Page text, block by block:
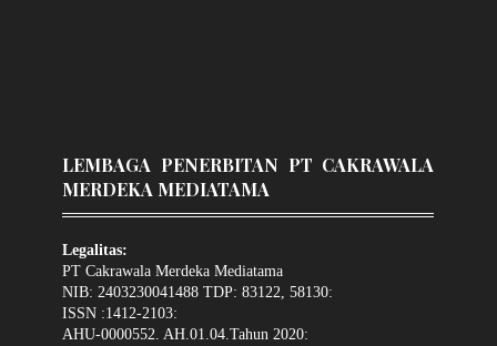
LEMBAGA PENERBITAN PT CAKRAWALA
MERDEKA MEDIATAMA
Legalitas:
PT Cakrawala Merdeka Mediatama
NIB: 2403230041488 TDP: 83122, 58130:
ISSN :1412-2103:
AHU-0000552. AH.01.04.Tahun 2020: